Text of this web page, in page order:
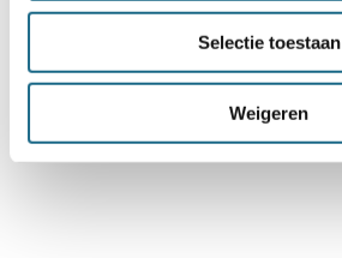
Selectie toestaan
Weigeren